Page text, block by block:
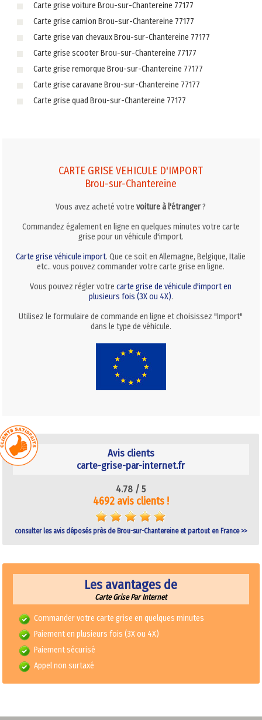
Carte grise voiture Brou-sur-Chantereine 77177
Carte grise camion Brou-sur-Chantereine 77177
Carte grise van chevaux Brou-sur-Chantereine 77177
Carte grise scooter Brou-sur-Chantereine 77177
Carte grise remorque Brou-sur-Chantereine 77177
Carte grise caravane Brou-sur-Chantereine 77177
Carte grise quad Brou-sur-Chantereine 77177
CARTE GRISE VEHICULE D'IMPORT
Brou-sur-Chantereine
Vous avez acheté votrevoiture à l'étranger?
Commandez également en ligne en quelques minutes votre carte
grise pour un véhicule d'import.
Carte grise véhicule import. Que ce soit en Allemagne, Belgique, Italie
etc.. vous pouvez commander votre carte grise en ligne.
Vous pouvez régler votrecarte grise de véhicule d'import en
plusieurs fois (3X ou 4X).
Utilisez le formulaire de commande en ligne et choisissez "Import"
dans le type de véhicule.
Avis clients
carte-grise-par-internet.fr
4.78 /5
4692 avis clients !
consulter les avis déposés près de Brou-sur-Chantereine et partout en France >>
Les avantages de
Carte Grise Par Internet
Commander votre carte grise en quelques minutes
Paiement en plusieurs fois (3X ou 4X)
Paiement sécurisé
Appel non surtaxé